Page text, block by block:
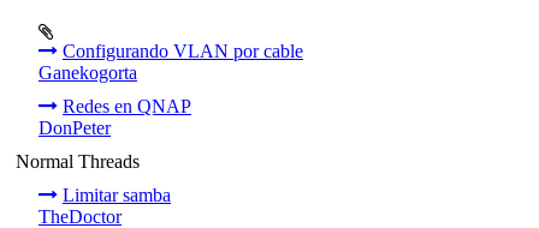
Configurando VLAN por cable
Ganekogorta
Redes en QNAP
DonPeter
Normal Threads
Limitar samba
TheDoctor